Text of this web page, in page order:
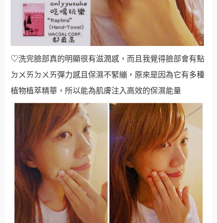
♡洗完臉部真的明顯很有滋潤感，而且我覺得臉部會有點
ㄉㄨㄞㄉㄨㄞ彈力感且保濕不緊繃，原來是因為它有多種
植物植萃精華，所以能為肌膚注入高效的保濕能量